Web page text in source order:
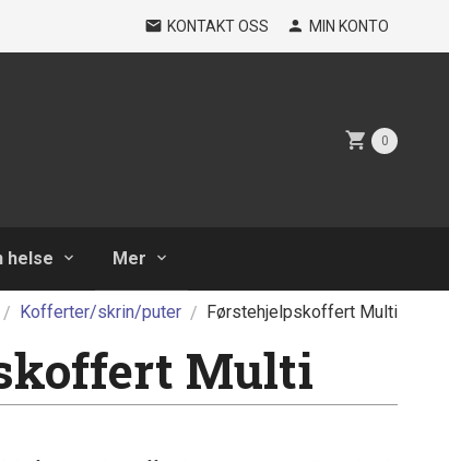
KONTAKT OSS MIN KONTO
0
helse Mer
Kofferter/skrin/puter Førstehjelpskoffert Multi
Multi